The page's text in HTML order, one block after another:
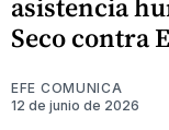
Seco contra
EFE COMUNICA
12 de junio de 2026